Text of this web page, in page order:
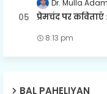
Dr. Mulla
प्रेमचंद पर
8:13 pm
BAL PAHELIYAN